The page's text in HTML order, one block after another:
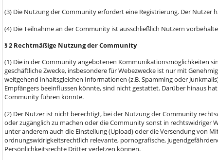
(3) Die Nutzung der Community erfordert eine Registrierung. Der Nutzer
(4) Die Teilnahme an der Community ist ausschließlich Nutzern
§ 2 Rechtmäßige Nutzung der Community
(1) Die in der Community angebotenen Kommunikationsmöglichkeiten
geschäftliche Zwecke, insbesondere für Webezwecke ist nur mit
weitgehend inhaltsgleichen Informationen (z.B. Spamming oder
Empfängers beeinflussen könnte, sind nicht gestattet. Darüber hinaus
Community führen könnte.
(2) Der Nutzer ist nicht berechtigt, bei der Nutzung der Community
oder zugänglich zu machen oder die Community sonst in
unter anderem auch die Einstellung (Upload) oder die Versendung von
ordnungswidrigkeitsrechtlich relevante, pornografische,
Persönlichkeitsrechte Dritter verletzen können.